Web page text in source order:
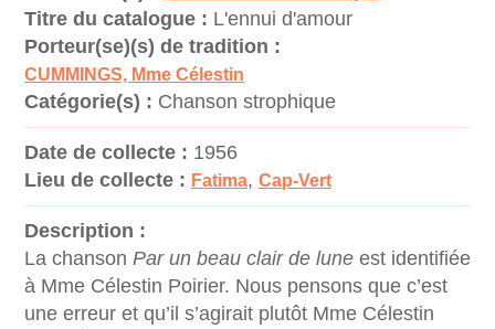
Titre du catalogue : L'ennui d'amour
Porteur(se)(s) de tradition :
CUMMINGS, Mme Célestin
Catégorie(s) : Chanson strophique
Date de collecte : 1956
Lieu de collecte : Fatima, Cap-Vert
Description :
La chanson Par un beau clair de lune est identifiée
à Mme Célestin Poirier. Nous pensons que c’est
une erreur et qu’il s’agirait plutôt Mme Célestin